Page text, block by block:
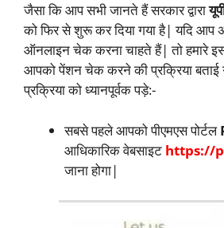
जैसा कि आप सभी जानते हैं सरकार द्वारा
को फिर से शुरू कर दिया गया है| यदि आप
ऑनलाइन चेक करना चाहते हैं| तो हमारे
आपको पेंशन चेक करने की प्रक्रिया बताई
प्रक्रिया को ध्यानपूर्वक पड़े:-
सबसे पहले आपको पीएमएस पोर्टल
आधिकारिक वेबसाइट https://
जाना होगा|